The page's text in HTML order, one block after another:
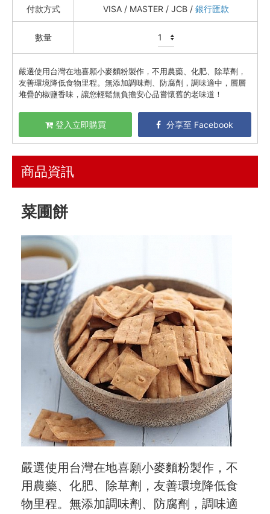
隱私保護
資訊安全
付款方式 VISA / MASTER / JCB / 銀行匯款
數量
嚴選使用台灣在地喜願小麥麵粉製作，不用農藥、化肥、除草劑，
友善環境降低食物里程。無添加調味劑、防腐劑，調味適中，層層
堆疊的椒鹽香味，讓您輕鬆無負擔安心品嘗懷舊的老味道！
登入立即購買 分享至 Facebook
商品資訊
菜圃餅
嚴選使用台灣在地喜願小麥麵粉製作，不
用農藥、化肥、除草劑，友善環境降低食
物里程。無添加調味劑、防腐劑，調味適